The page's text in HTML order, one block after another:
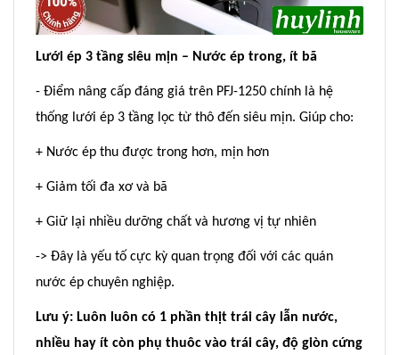
Lưới ép 3 tầng siêu mịn – Nước ép trong, ít bã
- Điểm nâng cấp đáng giá trên PFJ-1250 chính là hệ
thống lưới ép 3 tầng lọc từ thô đến siêu mịn. Giúp cho:
+ Nước ép thu được trong hơn, mịn hơn
+ Giảm tối đa xơ và bã
+ Giữ lại nhiều dưỡng chất và hương vị tự nhiên
-> Đây là yếu tố cực kỳ quan trọng đối với các quán
nước ép chuyên nghiệp.
Lưu ý: Luôn luôn có 1 phần thịt trái cây lẫn nước,
nhiều hay ít còn phụ thuôc vào trái cây, độ giòn cứng